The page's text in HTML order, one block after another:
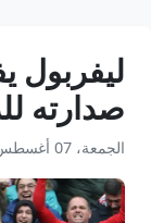
ليفربول
صدارته
الجمعة، 07 أغسطس 2026